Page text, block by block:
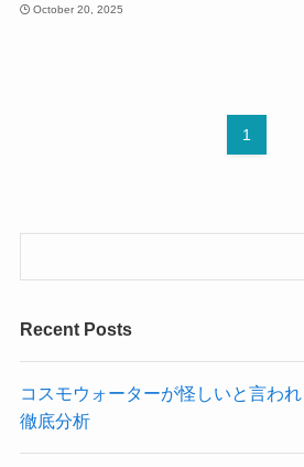
October 20, 2025
1
Recent Posts
コスモウォーターが怪しいと言わ
徹底分析